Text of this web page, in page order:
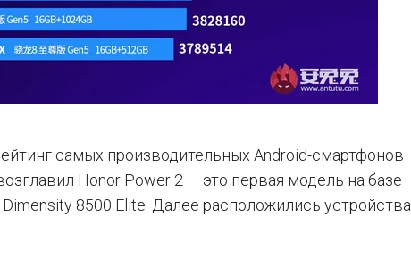
самых производительных Android-смартфонов
Honor Power 2 — это первая модель на базе
8500 Elite. Далее расположились устройства